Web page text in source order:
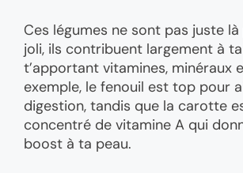
Ces légumes ne sont pas juste
joli, ils contribuent largement à
t’apportant vitamines, minéraux
exemple, le fenouil est top pour
digestion, tandis que la carotte
concentré de vitamine A qui
boost à ta peau.